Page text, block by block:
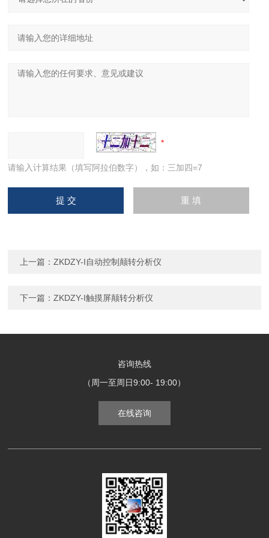
请输入计算结果（填写阿拉伯数字），如：三加四=7
上一篇：ZKDZY-I自动控制颠转分析仪
下一篇：ZKDZY-I触摸屏颠转分析仪
咨询热线
（周一至周日9:00- 19:00）
在线咨询